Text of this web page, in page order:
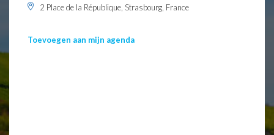
2 Place de la République, Strasbourg, France
Toevoegen aan mijn agenda